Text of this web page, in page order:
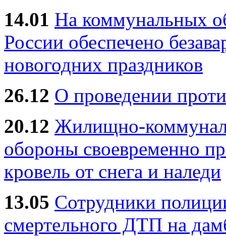
14.01 На коммунальных
России обеспечено
новогодних праздников
26.12 О проведении
20.12 Жилищно-
обороны своевременно
кровель от снега и наледи
13.05 Сотрудники
смертельного ДТП на